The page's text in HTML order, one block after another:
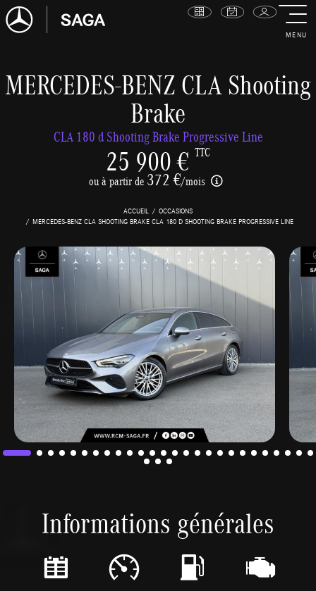
MENU
MERCEDES-BENZ CLA Shooting
Brake
CLA 180 d Shooting Brake Progressive Line
25 900 € TTC
ou à partir de 372 €/mois
ACCUEIL
OCCASIONS
MERCEDES-BENZ CLA SHOOTING BRAKE CLA 180 D SHOOTING BRAKE PROGRESSIVE LINE
Informations générales